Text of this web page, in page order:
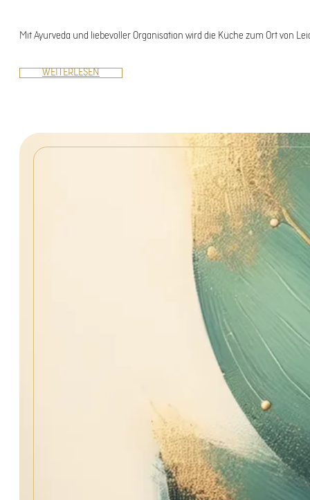
Mit Ayurveda und liebevoller Organisation wird die Küche zum Ort von
WEITERLESEN